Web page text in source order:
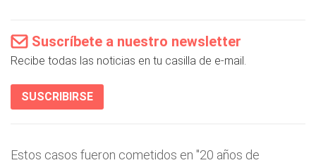
Suscríbete a nuestro newsletter
Recibe todas las noticias en tu casilla de e-mail.
SUSCRIBIRSE
Estos casos fueron cometidos en "20 años de